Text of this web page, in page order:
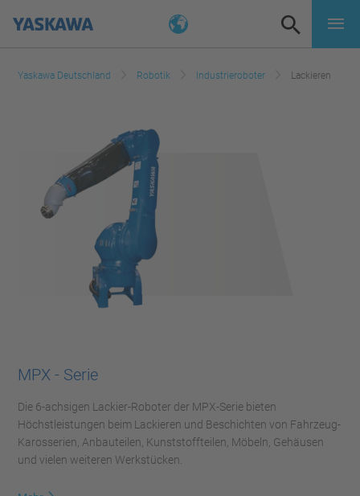
Yaskawa Deutschland Robotik Industrieroboter Lackieren
MPX - Serie
Die 6-achsigen Lackier-Roboter der MPX-Serie bieten
Höchstleistungen beim Lackieren und Beschichten von Fahrzeug-
Karosserien, Anbauteilen, Kunststoffteilen, Möbeln, Gehäusen
und vielen weiteren Werkstücken.